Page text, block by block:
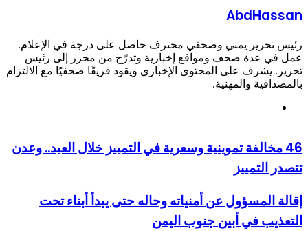
يمني وصحفي محترف حاصل على درجة في الإعلام.
عدة صحف ومواقع إخبارية وتدرّج من محرر إلى رئيس
على المحتوى الإخباري ويقود فريقًا صحفيًا مع الالتزام
والمهنية.
تموينية وسعرية في التمييز خلال العيد.. وعدن
عن أمنياته وحاله حتى يبدأ أبناء تحت
في أبين جنوب اليمن